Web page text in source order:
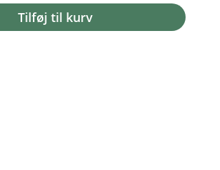
Tilføj til kurv